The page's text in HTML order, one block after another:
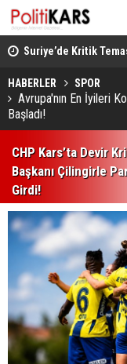
Suriye’de Kritik
ve Güvenlik Gündemi
HABERLER SPOR
Avrupa'nın En İyileri
Başladı!
CHP Kars’ta Devir
Başkanı Çilingirle
Girdi!